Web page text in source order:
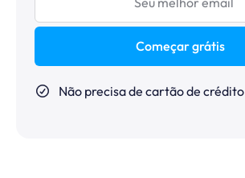
Começar grátis
Não precisa de cartão de crédito